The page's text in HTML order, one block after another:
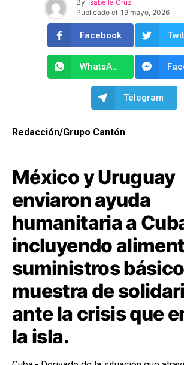
By Isabella Cruz
Publicado el 19 mayo, 2026
Facebook
WhatsApp
Telegram
Redacción/Grupo Cantón
México y Uruguay
enviaron ayuda
humanitaria a
incluyendo
suministros
muestra de
ante la crisis que
la isla.